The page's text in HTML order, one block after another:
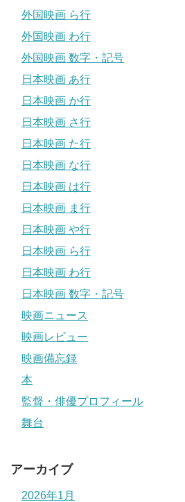
外国映画 ら行
外国映画 わ行
外国映画 数字・記号
日本映画 あ行
日本映画 か行
日本映画 さ行
日本映画 た行
日本映画 な行
日本映画 は行
日本映画 ま行
日本映画 や行
日本映画 ら行
日本映画 わ行
日本映画 数字・記号
映画ニュース
映画レビュー
映画備忘録
本
監督・俳優プロフィール
舞台
アーカイブ
2026年1月